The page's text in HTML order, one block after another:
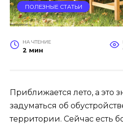
ПОЛЕЗНЫЕ СТАТЬИ
НА ЧТЕНИЕ
2 мин
Приближается лето, а это
задуматься об
территории. Сейчас есть